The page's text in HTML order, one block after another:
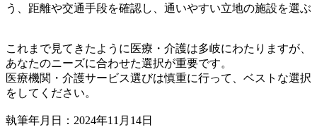
う、距離や交通手段を確認し、通いやすい立地の施設を選ぶ
これまで見てきたように医療・介護は多岐にわたりますが、
あなたのニーズに合わせた選択が重要です。
医療機関・介護サービス選びは慎重に行って、ベストな選択
をしてください。
執筆年月日：2024年11月14日